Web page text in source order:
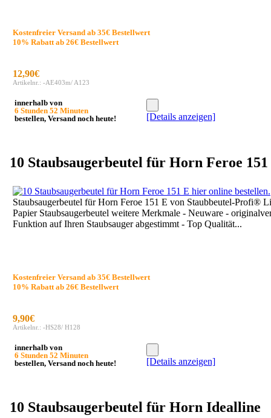
Kostenfreier Versand ab 35€ Bestellwert
10% Rabatt ab 26€ Bestellwert
12,90€
Artikelnr.: -AE403m/ A123
innerhalb von
6 Stunden 52 Minuten
bestellen, Versand noch heute!
[Details anzeigen]
10 Staubsaugerbeutel für Horn Feroe
Staubsaugerbeutel für Horn Feroe 151 E von Staubbeutel-Profi®
Papier Staubsaugerbeutel weitere Merkmale - Neuware -
Funktion auf Ihren Staubsauger abgestimmt - Top Qualität...
Kostenfreier Versand ab 35€ Bestellwert
10% Rabatt ab 26€ Bestellwert
9,90€
Artikelnr.: -HS28/ H128
innerhalb von
6 Stunden 52 Minuten
bestellen, Versand noch heute!
[Details anzeigen]
10 Staubsaugerbeutel für Horn Idealline